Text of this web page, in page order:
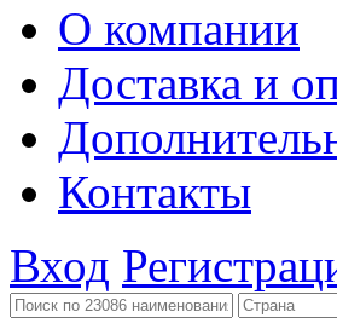
О компании
Доставка и
Контакты
Вход